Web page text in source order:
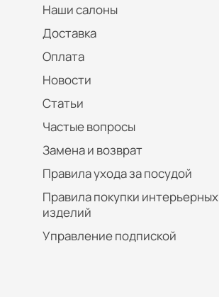
Наши салоны
Доставка
Оплата
Новости
Статьи
Частые вопросы
Замена и возврат
Правила ухода за посудой
Правила покупки интерьерных
изделий
Управление подпиской